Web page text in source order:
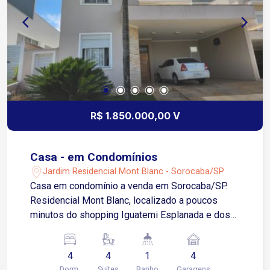
vagas de garagem, sendo 2 cobertas.
R$ 1.850.000,00 V
Casa - em Condomínios
Jardim Residencial Mont Blanc - Sorocaba/SP
Casa em condomínio a venda em Sorocaba/SP.
Residencial Mont Blanc, localizado a poucos
minutos do shopping Iguatemi Esplanada e dos
outros atrativos. Acesso fácil a rodovias e ao
centro da cidade. Região do Campolim!! Sobrado
4 4 1 4